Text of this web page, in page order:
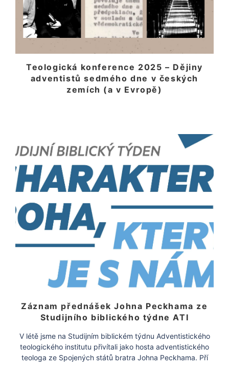
Teologická konference 2025 – Dějiny
adventistů sedmého dne v českých
zemích (a v Evropě)
Záznam přednášek Johna Peckhama ze
Studijního biblického týdne ATI
V létě jsme na Studijním biblickém týdnu Adventistického
teologického institutu přivítali jako hosta adventistického
teologa ze Spojených států bratra Johna Peckhama. Pří